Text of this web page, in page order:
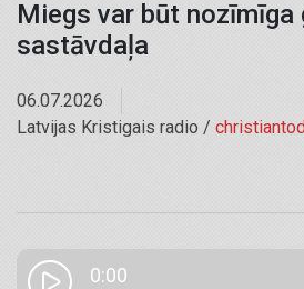
Miegs var būt nozīmīga
sastāvdaļa
06.07.2026
Latvijas Kristigais radio /
0:00